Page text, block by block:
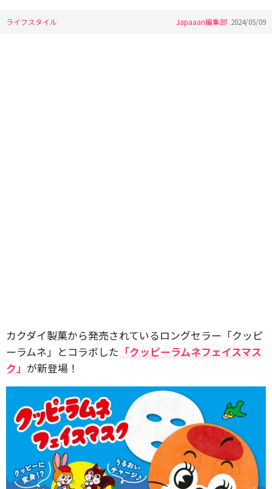
ライフスタイル Japaaan編集部 2024/05/09
カクダイ製菓から発売されているロングセラー「クッピ
ーラムネ」とコラボした 「クッピーラムネフェイスマス
ク」 が新登場！